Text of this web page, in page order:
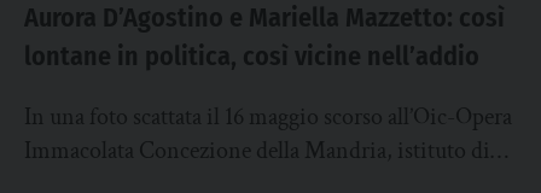
Aurora D’Agostino e Mariella Mazzetto: così
lontane in politica, così vicine nell’addio
In una foto scattata il 16 maggio scorso all’Oic-Opera
Immacolata Concezione della Mandria, istituto di